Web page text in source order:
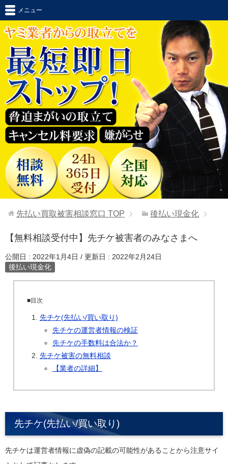
メニュー
先払い買取被害相談窓口 TOP 後払い現金化
【無料相談受付中】先チケ被害者のみなさまへ
公開日 : 2022年1月4日 / 更新日 : 2022年2月24日
後払い現金化
■目次
先チケ(先払い/買い取り)
先チケの運営者情報の検証
先チケの手数料は合法か？
先チケ被害の無料相談
【業者の詳細】
先チケ(先払い/買い取り)
先チケは運営者情報に虚偽の記載の可能性があることから注意サイ